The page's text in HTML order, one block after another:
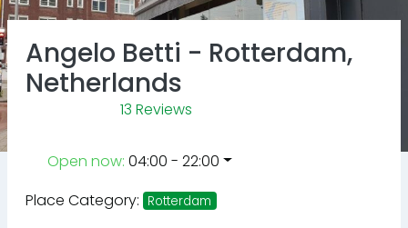
Previous
Angelo Betti - Rotterdam,
Netherlands
13 Reviews
Open now: 04:00 - 22:00
Place Category: Rotterdam